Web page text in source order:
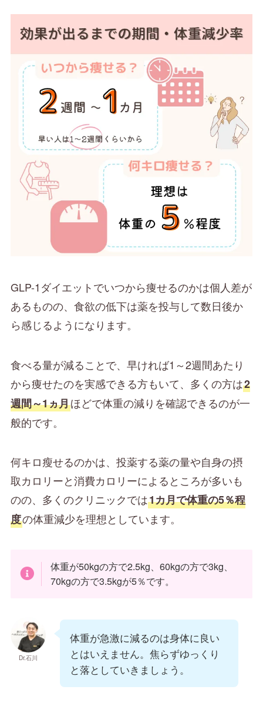
GLP-1ダイエットでいつから痩せるのかは個人差が
あるものの、食欲の低下は薬を投与して数日後か
ら感じるようになります。
食べる量が減ることで、早ければ1～2週間あたり
から痩せたのを実感できる方もいて、多くの方は2
週間～1ヵ月ほどで体重の減りを確認できるのが一
般的です。
何キロ瘦せるのかは、投薬する薬の量や自身の摂
取カロリーと消費カロリーによるところが多いも
のの、多くのクリニックでは1カ月で体重の5％程
度の体重減少を理想としています。
体重が50kgの方で2.5kg、60kgの方で3kg、
70kgの方で3.5kgが5％です。
Dr.石川
体重が急激に減るのは身体に良い
とはいえません。焦らずゆっくり
と落としていきましょう。